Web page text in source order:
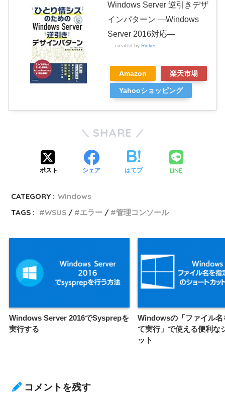
Windows Server 逆引きデザ
インパターン ―Windows
Server 2016対応―
created by Rinker
Amazon 楽天市場
Yahooショッピング
SHARE
ポスト シェア はてブ LINE
CATEGORY : Windows
TAGS :
WSUS エラー 管理コンソール
Windows Server 2016でSysprepを
実行する
Windowsの「ファイル名
て実行」で使える便利な
ット
コメントを残す